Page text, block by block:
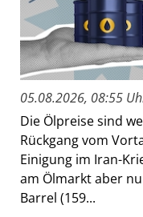
05.08.2026, 08:55
Die Ölpreise sind
Rückgang vom
Einigung im Iran-
am Ölmarkt aber
Barrel (159...